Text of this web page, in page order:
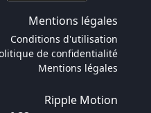
Mentions légales
Conditions d'utilisation
de confidentialité
Mentions légales
Ripple Motion